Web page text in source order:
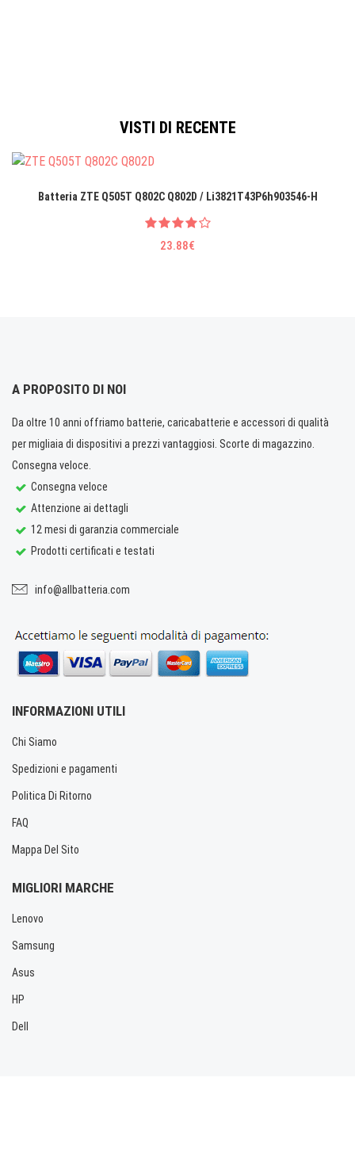
VISTI DI RECENTE
Batteria ZTE Q505T Q802C Q802D / Li3821T43P6h903546-H
23.88€
A PROPOSITO DI NOI
Da oltre 10 anni offriamo batterie, caricabatterie e accessori di qualità
per migliaia di dispositivi a prezzi vantaggiosi. Scorte di magazzino.
Consegna veloce.
Consegna veloce
Attenzione ai dettagli
12 mesi di garanzia commerciale
Prodotti certificati e testati
info@allbatteria.com
INFORMAZIONI UTILI
Chi Siamo
Spedizioni e pagamenti
Politica Di Ritorno
FAQ
Mappa Del Sito
MIGLIORI MARCHE
Lenovo
Samsung
Asus
HP
Dell